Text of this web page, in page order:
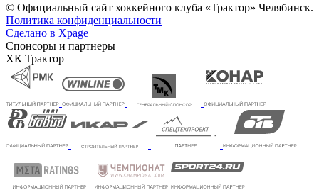
© Официальный сайт хоккейного клуба «Трактор» Челябинск.
Политика конфиденциальности
Сделано в Xpage
Спонсоры и партнеры
ХК Трактор